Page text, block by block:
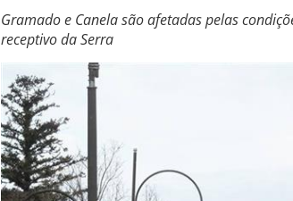
Gramado e Canela são afetadas pelas
receptivo da Serra